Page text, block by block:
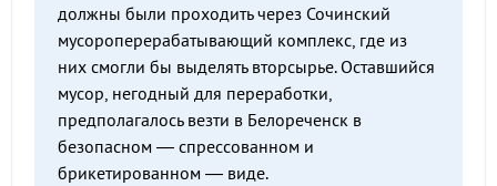
должны были проходить через Сочинский
мусороперерабатывающий комплекс, где из
них смогли бы выделять вторсырье. Оставшийся
мусор, негодный для переработки,
предполагалось везти в Белореченск в
безопасном — спрессованном и
брикетированном — виде.